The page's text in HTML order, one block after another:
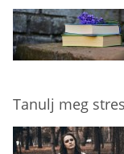
Tanulj meg